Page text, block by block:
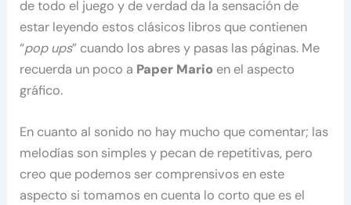
de todo el juego y de verdad da la sensación de
estar leyendo estos clásicos libros que contienen
“pop ups” cuando los abres y pasas las páginas. Me
recuerda un poco a Paper Mario en el aspecto
gráfico.
En cuanto al sonido no hay mucho que comentar; las
melodías son simples y pecan de repetitivas, pero
creo que podemos ser comprensivos en este
aspecto si tomamos en cuenta lo corto que es el